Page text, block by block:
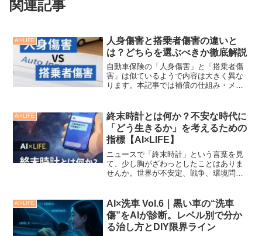
関連記事
AI×LIFE
人身傷害と搭乗者傷害の違いと
は？どちらを選ぶべきか徹底解説
自動車保険の「人身傷害」と「搭乗者傷
害」は似ているようで内容は大きく異な
ります。本記事では補償の仕組み・メリ
AI×LIFE
終末時計とは何か？不安な時代に
「どう生きるか」を考えるための
指標【AI×LIFE】
ニュースで「終末時計」という言葉を見
て、少し胸がざわっとしたことはありま
せんか。世界が不安定、戦争、環境問
う」と感じるのは自然なことです。この
記事では、終末時計とは何...
AI×LIFE
AI×洗車 Vol.6｜黒い車の“洗車
傷”をAIが診断。レベル別で分か
る治し方とDIY限界ライン